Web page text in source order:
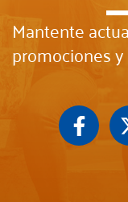
Mantente
promociones
F
a